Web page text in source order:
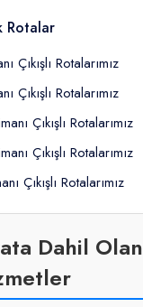
Rotalar
Çıkışlı Rotalarımız
Çıkışlı Rotalarımız
Çıkışlı Rotalarımız
Çıkışlı Rotalarımız
Çıkışlı Rotalarımız
Dahil Olan